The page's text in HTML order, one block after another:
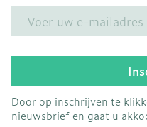
Door op inschrijven te
nieuwsbrief en gaat u